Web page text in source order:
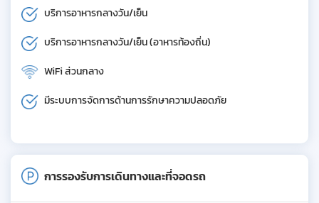
บริการอาหารกลางวัน/เย็น
บริการอาหารกลางวัน/เย็น (อาหารท้องถิ่น)
WiFi ส่วนกลาง
มีระบบการจัดการด้านการรักษาความปลอดภัย
การรองรับการเดินทางและที่จอดรถ